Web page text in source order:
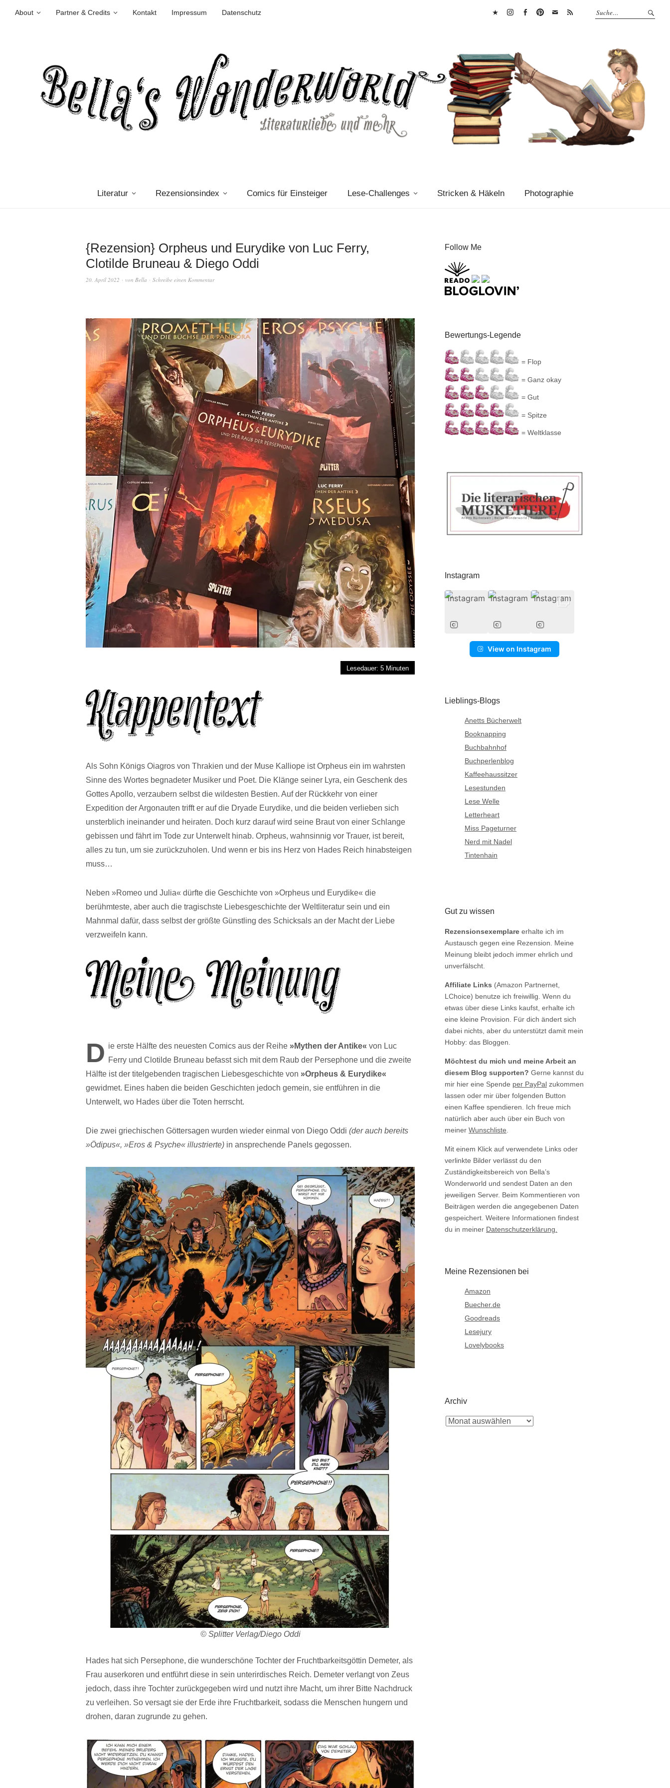
About Partner & Credits Kontakt Impressum
Datenschutz
Literatur Rezensionsindex Comics für Einsteiger Lese-Challenges Stricken & Häkeln Photographie
{Rezension} Orpheus und Eurydike von Luc Ferry,
Clotilde Bruneau & Diego Oddi
20. April 2022 von Bella Schreibe einen Kommentar
Lesedauer: 5 Minuten
Als Sohn Königs Oiagros von Thrakien und der Muse Kalliope ist Orpheus ein im wahrsten
Sinne des Wortes begnadeter Musiker und Poet. Die Klänge seiner Lyra, ein Geschenk des
Gottes Apollo, verzaubern selbst die wildesten Bestien. Auf der Rückkehr von einer
Expedition der Argonauten trifft er auf die Dryade Eurydike, und die beiden verlieben sich
unsterblich ineinander und heiraten. Doch kurz darauf wird seine Braut von einer Schlange
gebissen und fährt im Tode zur Unterwelt hinab. Orpheus, wahnsinnig vor Trauer, ist bereit,
alles zu tun, um sie zurückzuholen. Und wenn er bis ins Herz von Hades Reich hinabsteigen
muss…
Neben »Romeo und Julia« dürfte die Geschichte von »Orpheus und Eurydike« die
berühmteste, aber auch die tragischste Liebesgeschichte der Weltliteratur sein und ein
Mahnmal dafür, dass selbst der größte Günstling des Schicksals an der Macht der Liebe
verzweifeln kann.
D ie erste Hälfte des neuesten Comics aus der Reihe »Mythen der Antike« von Luc
Ferry und Clotilde Bruneau befasst sich mit dem Raub der Persephone und die zweite
Hälfte ist der titelgebenden tragischen Liebesgeschichte von »Orpheus & Eurydike«
gewidmet. Eines haben die beiden Geschichten jedoch gemein, sie entführen in die
Unterwelt, wo Hades über die Toten herrscht.
Die zwei griechischen Göttersagen wurden wieder einmal von Diego Oddi (der auch bereits
»Ödipus«, »Eros & Psyche« illustrierte) in ansprechende Panels gegossen.
© Splitter Verlag/Diego Oddi
Hades hat sich Persephone, die wunderschöne Tochter der Fruchtbarkeitsgöttin Demeter, als
Frau auserkoren und entführt diese in sein unterirdisches Reich. Demeter verlangt von Zeus
jedoch, dass ihre Tochter zurückgegeben wird und nutzt ihre Macht, um ihrer Bitte Nachdruck
zu verleihen. So versagt sie der Erde ihre Fruchtbarkeit, sodass die Menschen hungern und
drohen, daran zugrunde zu gehen.
Follow Me
Bewertungs-Legende
= Flop
= Ganz okay
= Gut
= Spitze
= Weltklasse
Instagram
View on Instagram
Lieblings-Blogs
Anetts Bücherwelt
Booknapping
Buchbahnhof
Buchperlenblog
Kaffeehaussitzer
Lesestunden
Lese Welle
Letterheart
Miss Pageturner
Nerd mit Nadel
Tintenhain
Gut zu wissen
Rezensionsexemplare erhalte ich im
Austausch gegen eine Rezension. Meine
Meinung bleibt jedoch immer ehrlich und
unverfälscht.
Affiliate Links (Amazon Partnernet,
LChoice) benutze ich freiwillig. Wenn du
etwas über diese Links kaufst, erhalte ich
eine kleine Provision. Für dich ändert sich
dabei nichts, aber du unterstützt damit mein
Hobby: das Bloggen.
Möchtest du mich und meine Arbeit an
diesem Blog supporten? Gerne kannst du
mir hier eine Spende per PayPal zukommen
lassen oder mir über folgenden Button
einen Kaffee spendieren. Ich freue mich
natürlich aber auch über ein Buch von
meiner Wunschliste
Mit einem Klick auf verwendete Links oder
verlinkte Bilder verlässt du den
Zuständigkeitsbereich von Bella’s
Wonderworld und sendest Daten an den
jeweiligen Server. Beim Kommentieren von
Beiträgen werden die angegebenen Daten
gespeichert. Weitere Informationen findest
du in meiner Datenschutzerklärung.
Meine Rezensionen bei
Amazon
Buecher.de
Goodreads
Lesejury
Lovelybooks
Archiv